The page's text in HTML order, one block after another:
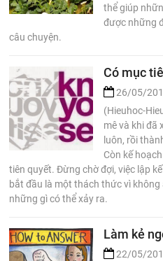
thể giúp
được những
câu chuyện.
Có mục
26/05/
(Hieuhoc-
mê và khi đã
luôn, rồi
Còn kế
tiên quyết. Đừng chờ đợi, việc lập
bắt đầu là một thách thức vì
những gì có thể xảy ra.
Làm kẻ
22/05/